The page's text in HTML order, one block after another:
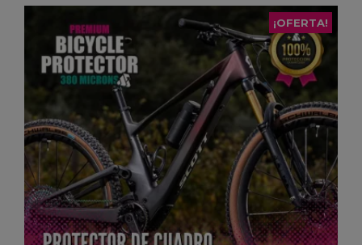
múltiples
variantes.
opciones
se
pueden
elegir
en
la
página
de
producto
¡OFERTA!